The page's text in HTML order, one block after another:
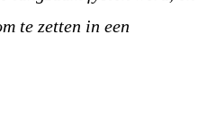
te zetten in een